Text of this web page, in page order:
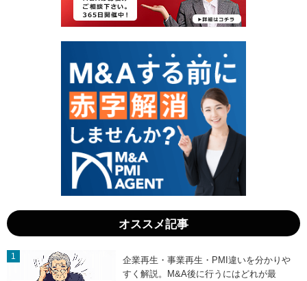
法
か
ら
&
A
成
功
ま
で
」
せ
る
方
法
M
&
A
事
例
と
売
却
相
場
オススメ記事
企業再生・事業再生・PMI違いを分かりや
すく解説。M&A後に行うにはどれが最